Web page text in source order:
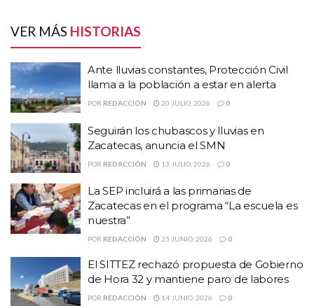
HISTORIAS RELACIONADAS
Ante lluvias constantes, Protección Civil llama a
la población a estar en alerta
Seguirán los chubascos y lluvias en Zacatecas,
anuncia el SMN
La SEP incluirá a las primarias de Zacatecas en el
programa “La escuela es nuestra”
Refirió que “el gobernador esta
engañado fue una confabulación
del Licenciado Rentería con la
ambición desmedida de Alfonzo
VER MÁS HISTORIAS
Ante lluvias constantes, Protección Civil
llama a la población a estar en alerta
POR REDACCIÓN 20 JULIO, 2026 0
Seguirán los chubascos y lluvias en
Zacatecas, anuncia el SMN
POR REDACCIÓN 13 JULIO, 2026 0
La SEP incluirá a las primarias de
Zacatecas en el programa “La escuela es
nuestra”
POR REDACCIÓN 25 JUNIO, 2026 0
El SITTEZ rechazó propuesta de Gobierno
de Hora 32 y mantiene paro de labores
POR REDACCIÓN 14 JUNIO, 2026 0